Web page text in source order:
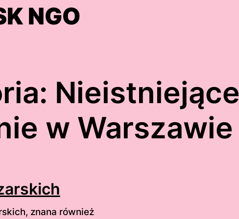
NGO
Nieistniejące
w Warszawie
znana również